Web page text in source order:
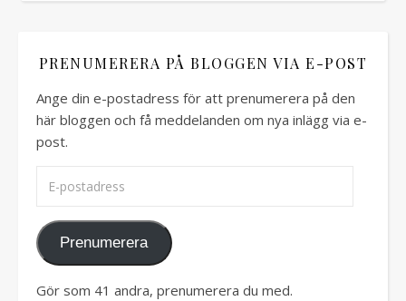
PRENUMERERA PÅ BLOGGEN VIA E-POST
Ange din e-postadress för att prenumerera på den
här bloggen och få meddelanden om nya inlägg via e-
post.
Prenumerera
Gör som 41 andra, prenumerera du med.